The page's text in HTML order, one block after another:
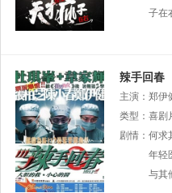
子在
辣手回春
主演： 郑伊
类型： 喜剧
剧情： 何求
年轻
与其